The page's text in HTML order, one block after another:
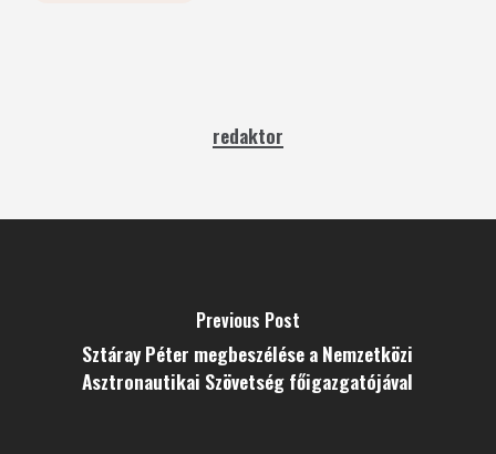
redaktor
Previous Post
Sztáray Péter megbeszélése a Nemzetközi
Asztronautikai Szövetség főigazgatójával